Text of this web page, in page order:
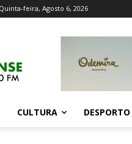
Quinta-feira, Agosto 6, 2026
CULTURA DESPORTO